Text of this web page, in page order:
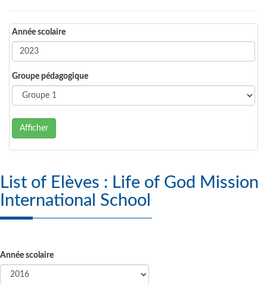
Année scolaire
Groupe pédagogique
Afficher
List of Elèves : Life of God Mission
International School
Année scolaire